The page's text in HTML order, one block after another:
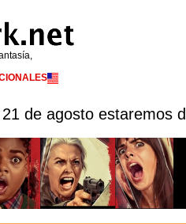
de agosto estaremos